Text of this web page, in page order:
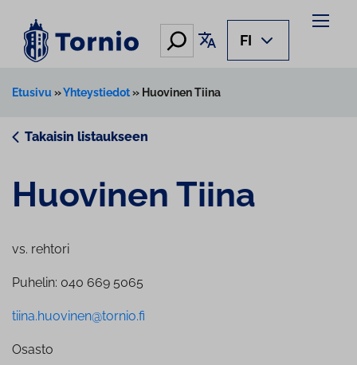
sisältöön
Hae Käännä sivu
FI
Etusivu »Yhteystiedot» Huovinen Tiina
Takaisin listaukseen
Huovinen Tiina
vs. rehtori
Puhelin: 040 669 5065
tiina.huovinen@tornio.fi
Osasto